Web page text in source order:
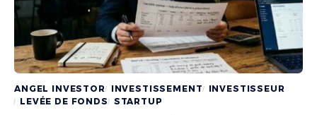
ANGEL INVESTOR INVESTISSEMENT
INVESTISSEUR
LEVÉE DE FONDS STARTUP